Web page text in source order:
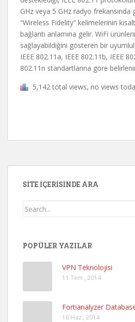
GHz veya 5 GHz radyo frekansında
“Wireless Fidelity” kelimelerinin
bağlantı anlamına gelir. WiFi
sağlayabildiğini gösteren bir
IEEE 802.11a, IEEE 802.11b, IEEE
802.11n standartlarına göre
5,142 total views, no views
SITE İÇERISINDE ARA
POPÜLER YAZILAR
VPN Teknolojisi
11 Tem , 2014
Fortianalyzer Database
16 Haz , 2014